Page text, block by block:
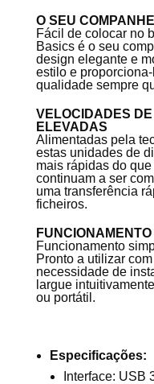
O SEU
Fácil de colocar no
Basics é o seu
design elegante e
estilo e
qualidade sempre
VELOCIDADES
ELEVADAS
Alimentadas pela
estas unidades de
mais rápidas do
continuam a ser
uma transferência
ficheiros.
Funcionamento
Pronto a utilizar
necessidade de
largue
ou portátil.
Especificações:
Interface: USB